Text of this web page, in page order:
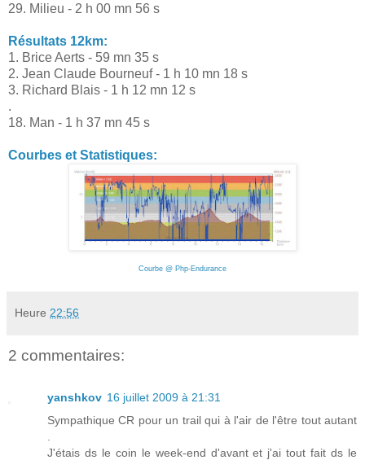
29. Milieu - 2 h 00 mn 56 s
Résultats 12km:
1. Brice Aerts - 59 mn 35 s
2. Jean Claude Bourneuf - 1 h 10 mn 18 s
3. Richard Blais - 1 h 12 mn 12 s
.
18. Man - 1 h 37 mn 45 s
Courbes et Statistiques:
Courbe @ Php-Endurance
Heure 22:56
2 commentaires:
yanshkov 16 juillet 2009 à 21:31
Sympathique CR pour un trail qui à l'air de l'être tout autant
J'étais ds le coin le week-end d'avant et j'ai tout fait ds le